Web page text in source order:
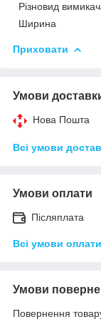
Різновид
Ширина
Приховати
Умови
Нова Пошта
Всі умови
Умови оплати
Післяплата
Всі умови оплати
Умови
Повернення